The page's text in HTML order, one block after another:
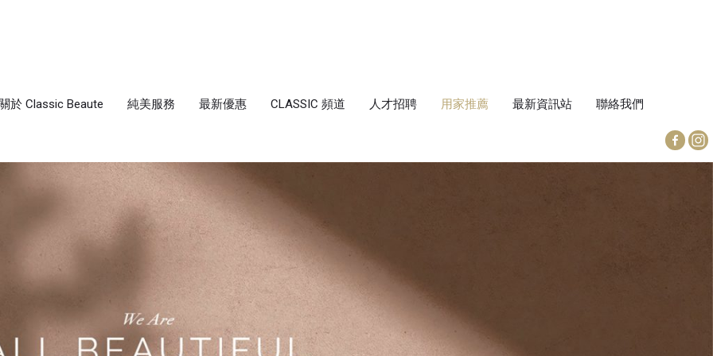
於 Classic Beaute 純美服務 最新優惠 CLASSIC 頻道 人才招聘 用家推薦 最新資訊站 聯絡我們